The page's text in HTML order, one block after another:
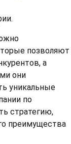
позволяют
а
они
уникальные
по
стратегию,
преимущества